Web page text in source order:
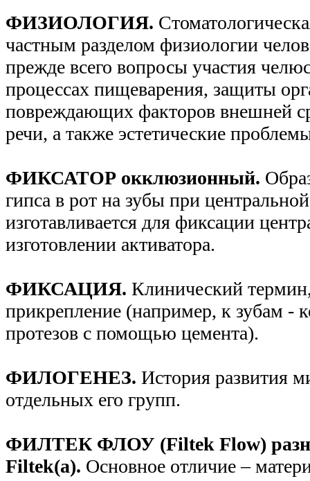
ФИЗИОЛОГИЯ.
частным разделом физиологии
прежде всего вопросы участия
процессах пищеварения, защиты
повреждающих факторов внешней
речи, а также эстетические
ФИКСАТОР окклюзионный.
гипса в рот на зубы при
изготавливается для фиксации
изготовлении активатора.
ФИКСАЦИЯ. Клинический
прикрепление (например, к зубам -
протезов с помощью цемента).
ФИЛОГЕНЕЗ. История развития
отдельных его групп.
ФИЛТЕК ФЛОУ (Filtek Flow)
Filtek(а). Основное отличие –